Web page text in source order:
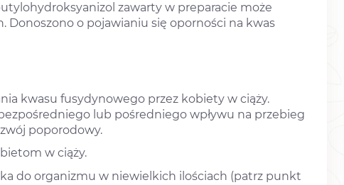
zawarty w preparacie może
Donoszono o pojawianiu się oporności na kwas
kwasu fusydynowego przez kobiety w ciąży.
lub pośredniego wpływu na przebieg
poporodowy.
w ciąży.
do organizmu w niewielkich ilościach (patrz punkt